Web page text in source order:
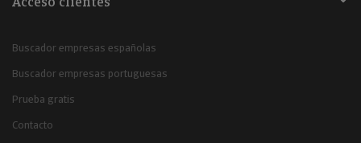
Buscador empresas españolas
Buscador empresas portuguesas
Prueba gratis
Contacto